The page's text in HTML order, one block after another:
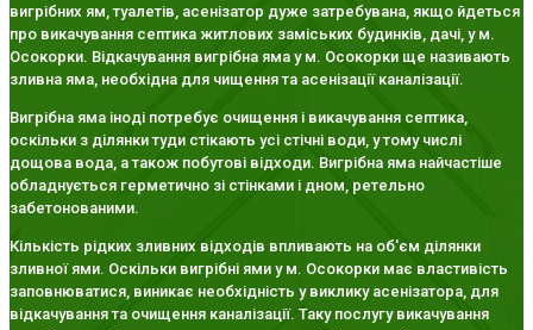
вигрібних ям, туалетів, асенізатор дуже затребувана, якщо йдеться
про викачування септика житлових заміських будинків, дачі, у м.
Осокорки. Відкачування вигрібна яма у м. Осокорки ще називають
зливна яма, необхідна для чищення та асенізації каналізації.
Вигрібна яма іноді потребує очищення і викачування септика,
оскільки з ділянки туди стікають усі стічні води, у тому числі
дощова вода, а також побутові відходи. Вигрібна яма найчастіше
обладнується герметично зі стінками і дном, ретельно
забетонованими.
Кількість рідких зливних відходів впливають на об'єм ділянки
зливної ями. Оскільки вигрібні ями у м. Осокорки має властивість
заповнюватися, виникає необхідність у виклику асенізатора, для
відкачування та очищення каналізації. Таку послугу викачування